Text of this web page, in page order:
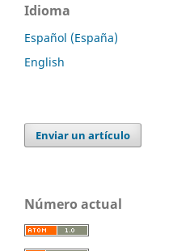
Idioma
Español (España)
English
Enviar un artículo
Número actual